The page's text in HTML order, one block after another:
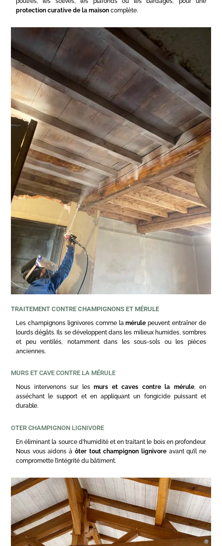
protection curative de la maison complète.
TRAITEMENT CONTRE CHAMPIGNONS ET MÉRULE
Les champignons lignivores comme lamérule peuvent entraîner de
lourds dégâts. Ils se développent dans les milieux humides, sombres
et peu ventilés, notamment dans les sous-sols ou les pièces
anciennes.
MURS ET CAVE CONTRE LA MÉRULE
Nous intervenons sur les murs et caves contre la mérule, en
asséchant le support et en appliquant un fongicide puissant et
durable.
OTER CHAMPIGNON LIGNIVORE
En éliminant la source d’humidité et en traitant le bois en profondeur.
Nous vous aidons à ôter tout champignon lignivoreavant qu’il ne
compromette l’intégrité du bâtiment.